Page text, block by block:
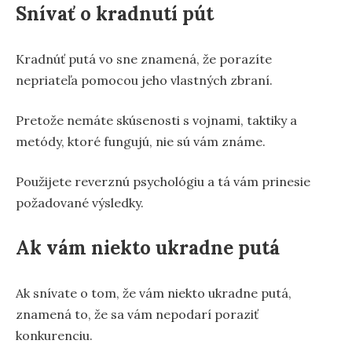
Snívať o kradnutí pút
Kradnúť putá vo sne znamená, že porazíte
nepriateľa pomocou jeho vlastných zbraní.
Pretože nemáte skúsenosti s vojnami, taktiky a
metódy, ktoré fungujú, nie sú vám známe.
Použijete reverznú psychológiu a tá vám prinesie
požadované výsledky.
Ak vám niekto ukradne putá
Ak snívate o tom, že vám niekto ukradne putá,
znamená to, že sa vám nepodarí poraziť
konkurenciu.